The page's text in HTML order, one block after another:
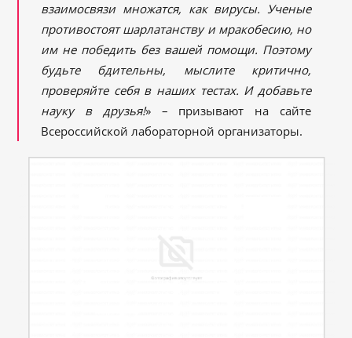
взаимосвязи множатся, как вирусы. Ученые
противостоят шарлатанству и мракобесию, но
им не победить без вашей помощи. Поэтому
будьте бдительны, мыслите критично,
проверяйте себя в наших тестах. И добавьте
науку в друзья!» – призывают на сайте
Всероссийской лабораторной организаторы.